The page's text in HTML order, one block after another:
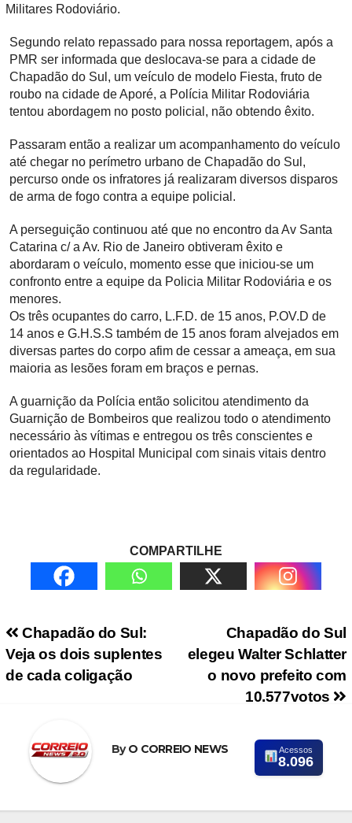
Militares Rodoviário.
Segundo relato repassado para nossa reportagem, após a
PMR ser informada que deslocava-se para a cidade de
Chapadão do Sul, um veículo de modelo Fiesta, fruto de
roubo na cidade de Aporé, a Polícia Militar Rodoviária
tentou abordagem no posto policial, não obtendo êxito.
Passaram então a realizar um acompanhamento do veículo
até chegar no perímetro urbano de Chapadão do Sul,
percurso onde os infratores já realizaram diversos disparos
de arma de fogo contra a equipe policial.
A perseguição continuou até que no encontro da Av Santa
Catarina c/ a Av. Rio de Janeiro obtiveram êxito e
abordaram o veículo, momento esse que iniciou-se um
confronto entre a equipe da Policia Militar Rodoviária e os
menores.
Os três ocupantes do carro, L.F.D. de 15 anos, P.OV.D de
14 anos e G.H.S.S também de 15 anos foram alvejados em
diversas partes do corpo afim de cessar a ameaça, em sua
maioria as lesões foram em braços e pernas.
A guarnição da Polícia então solicitou atendimento da
Guarnição de Bombeiros que realizou todo o atendimento
necessário às vítimas e entregou os três conscientes e
orientados ao Hospital Municipal com sinais vitais dentro
da regularidade.
COMPARTILHE
Navegação de PostChapadão do Sul
elegeu Walter Schlatter
o novo prefeito com
10.577votos
Chapadão do Sul:
Veja os dois suplentes
de cada coligação
ByO CORREIO NEWS Acessos
8.096